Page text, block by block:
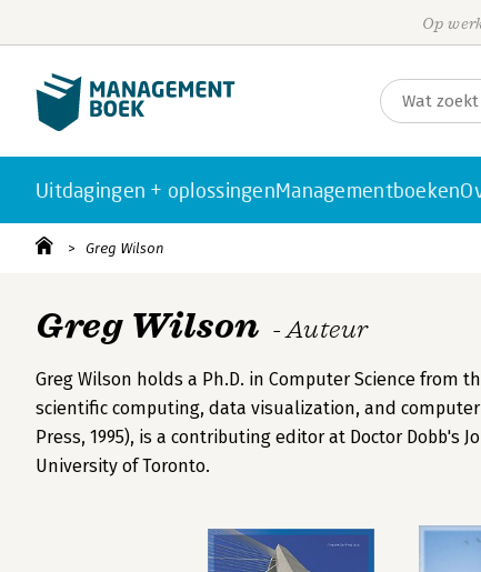
Op
Uitdagingen + oplossingenManagementboeken
Greg Wilson
Greg Wilson - Auteur
Greg Wilson holds a Ph.D. in Computer Science from
scientific computing, data visualization, and
Press, 1995), is a contributing editor at Doctor Dobb's
University of Toronto.